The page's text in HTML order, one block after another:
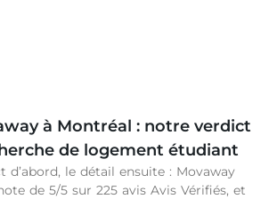
à Montréal : notre verdict
de logement étudiant
d’abord, le détail ensuite : Movaway
de 5/5 sur 225 avis Avis Vérifiés, et